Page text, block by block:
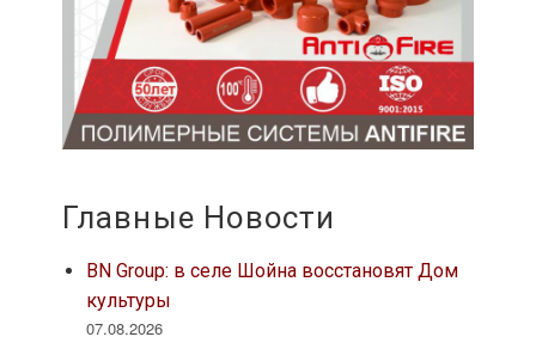
Главные Новости
BN Group: в селе Шойна восстановят Дом
культуры
07.08.2026